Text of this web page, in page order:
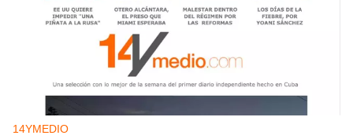
14YMEDIO